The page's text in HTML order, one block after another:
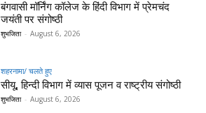
बंगवासी मॉर्निंग कॉलेज के हिंदी विभाग में प्रेमचंद
जयंती पर संगोष्ठी
शुभजिता - August 6, 2026
शहरनामा/ चलते हुए
सीयू, हिन्दी विभाग में व्यास पूजन व राष्ट्रीय संगोष्ठी
शुभजिता - August 6, 2026